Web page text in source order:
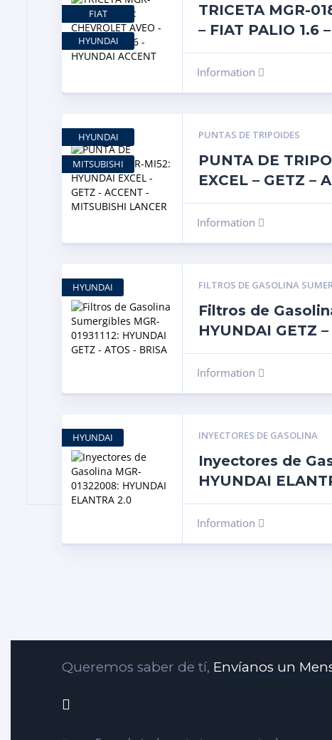
TRICETA MGR-
– FIAT PALIO 1.6
Information
FIAT
HYUNDAI
PUNTAS DE TRIPOIDES
PUNTA DE
EXCEL – GETZ –
Information
HYUNDAI
MITSUBISHI
FILTROS DE GASOLINA
Filtros de
HYUNDAI GETZ
Information
HYUNDAI
INYECTORES DE GASOLINA
Inyectores de
HYUNDAI
Information
HYUNDAI
Queremos saber de tí, Envíanos un